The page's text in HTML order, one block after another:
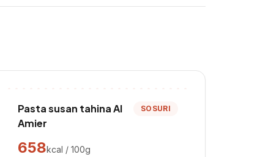
Pasta susan tahina Al
Amier
SOSURI
658kcal / 100g